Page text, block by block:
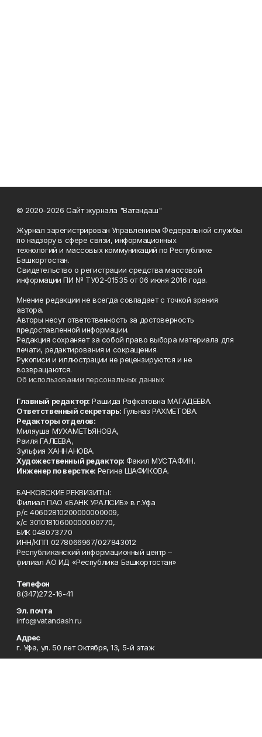
© 2020-2026 Сайт журнала "Ватандаш"
Журнал зарегистрирован Управлением Федеральной службы
по надзору в сфере связи, информационных
технологий и массовых коммуникаций по Республике
Башкортостан.
Свидетельство о регистрации средства массовой
информации ПИ № ТУ02-01535 от 06 июня 2016 года.
Мнение редакции не всегда совпадает с точкой зрения
автора.
Авторы несут ответственность за достоверность
предоставленной информации.
Редакция сохраняет за собой право выбора материала для
печати, редактирования и сокращения.
Рукописи и иллюстрации не рецензируются и не
возвращаются.
Об использовании персональных данных
Главный редактор: Рашида Рафкатовна МАГАДЕЕВА.
Ответственный секретарь: Гульназ РАХМЕТОВА.
Редакторы отделов:
Миляуша МУХАМЕТЬЯНОВА,
Раиля ГАЛЕЕВА,
Зульфия ХАННАНОВА.
Художественный редактор: Факил МУСТАФИН.
Инженер по верстке: Регина ШАФИКОВА.
БАНКОВСКИЕ РЕКВИЗИТЫ:
Филиал ПАО «БАНК УРАЛСИБ» в г.Уфа
р/с 40602810200000000009,
к/с 30101810600000000770,
БИК 048073770
ИНН/КПП 0278066967/027843012
Республиканский информационный центр –
филиал АО ИД «Республика Башкортостан»
Телефон
8(347)272-16-41
Эл. почта
info@vatandash.ru
Адрес
г. Уфа, ул. 50 лет Октября, 13, 5-й этаж